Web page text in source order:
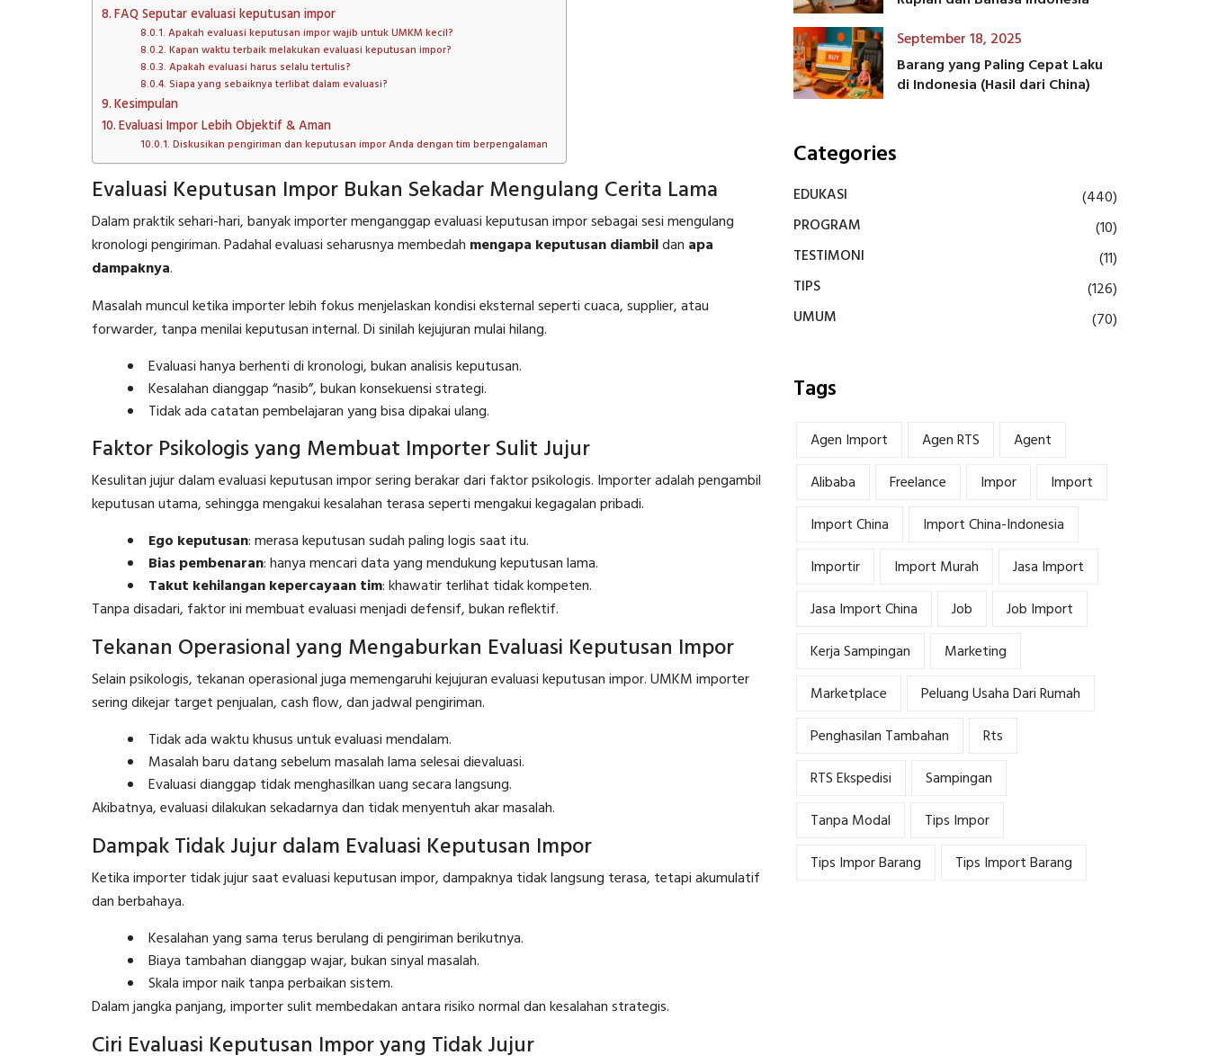
FAQ Seputar evaluasi keputusan impor
Apakah evaluasi keputusan impor wajib untuk UMKM kecil?
Kapan waktu terbaik melakukan evaluasi keputusan impor?
Apakah evaluasi harus selalu tertulis?
Siapa yang sebaiknya terlibat dalam evaluasi?
Kesimpulan
Evaluasi Impor Lebih Objektif & Aman
Diskusikan pengiriman dan keputusan impor Anda dengan tim berpengalaman
Evaluasi Keputusan Impor Bukan Sekadar Mengulang Cerita Lama
Dalam praktik sehari-hari, banyak importer menganggap evaluasi keputusan impor sebagai sesi mengulang
kronologi pengiriman. Padahal evaluasi seharusnya membedah mengapa keputusan diambildan apa
dampaknya.
Masalah muncul ketika importer lebih fokus menjelaskan kondisi eksternal seperti cuaca, supplier, atau
forwarder, tanpa menilai keputusan internal. Di sinilah kejujuran mulai hilang.
Evaluasi hanya berhenti di kronologi, bukan analisis keputusan.
Kesalahan dianggap “nasib”, bukan konsekuensi strategi.
Tidak ada catatan pembelajaran yang bisa dipakai ulang.
Faktor Psikologis yang Membuat Importer Sulit Jujur
Kesulitan jujur dalam evaluasi keputusan impor sering berakar dari faktor psikologis. Importer adalah pengambil
keputusan utama, sehingga mengakui kesalahan terasa seperti mengakui kegagalan pribadi.
Ego keputusan: merasa keputusan sudah paling logis saat itu.
Bias pembenaran: hanya mencari data yang mendukung keputusan lama.
Takut kehilangan kepercayaan tim: khawatir terlihat tidak kompeten.
Tanpa disadari, faktor ini membuat evaluasi menjadi defensif, bukan reflektif.
Tekanan Operasional yang Mengaburkan Evaluasi Keputusan Impor
Selain psikologis, tekanan operasional juga memengaruhi kejujuran evaluasi keputusan impor. UMKM importer
sering dikejar target penjualan, cash flow, dan jadwal pengiriman.
Tidak ada waktu khusus untuk evaluasi mendalam.
Masalah baru datang sebelum masalah lama selesai dievaluasi.
Evaluasi dianggap tidak menghasilkan uang secara langsung.
Akibatnya, evaluasi dilakukan sekadarnya dan tidak menyentuh akar masalah.
Dampak Tidak Jujur dalam Evaluasi Keputusan Impor
Ketika importer tidak jujur saat evaluasi keputusan impor, dampaknya tidak langsung terasa, tetapi akumulatif
dan berbahaya.
Kesalahan yang sama terus berulang di pengiriman berikutnya.
Biaya tambahan dianggap wajar, bukan sinyal masalah.
Skala impor naik tanpa perbaikan sistem.
Dalam jangka panjang, importer sulit membedakan antara risiko normal dan kesalahan strategis.
Ciri Evaluasi Keputusan Impor yang Tidak Jujur
September 18, 2025
Barang yang Paling Cepat Laku
di Indonesia (Hasil dari China)
Categories
EDUKASI
(440)
PROGRAM
(10)
TESTIMONI
(11)
TIPS
(126)
UMUM
(70)
Tags
Agen Import Agen RTS
Agent
Alibaba
Freelance Impor
Import
Import China
Import China-Indonesia
Importir
Import Murah
Jasa Import
Jasa Import China
Job
Job Import
Kerja Sampingan
Marketing
Marketplace
Peluang Usaha Dari Rumah
Penghasilan Tambahan
Rts
RTS Ekspedisi
Sampingan
Tanpa Modal
Tips Impor
Tips Impor Barang
Tips Import Barang